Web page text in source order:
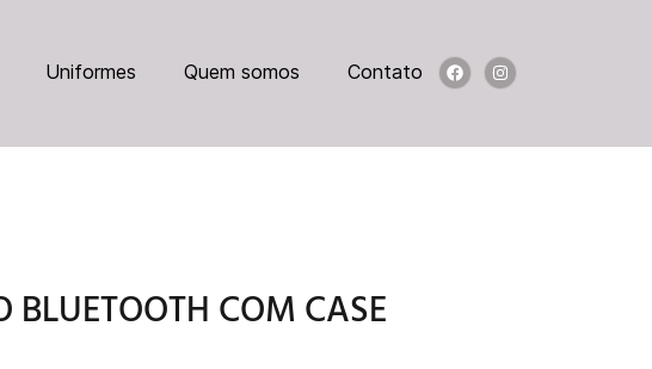
Uniformes Quem somos Contato
BLUETOOTH COM CASE